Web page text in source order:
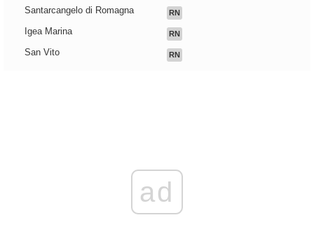
Santarcangelo di Romagna RN
Igea Marina RN
San Vito RN
ad